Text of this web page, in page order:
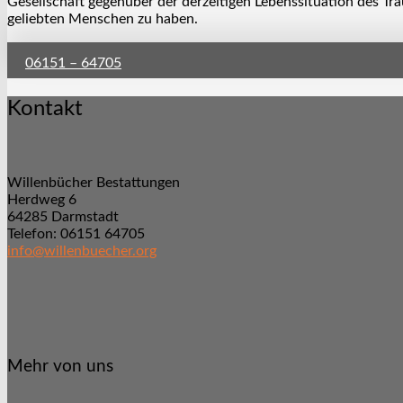
geliebten Menschen zu haben.
06151 – 64705
Kontakt
Willenbücher Bestattungen
Herdweg 6
64285 Darmstadt
Telefon: 06151 64705
info@willenbuecher.org
Mehr von uns